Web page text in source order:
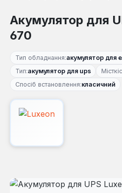
Акумулятор для
670
Тип обладнання:акумулятор для
Тип:акумулятор для ups
Спосіб встановлення:класичний
Пропустити галерею